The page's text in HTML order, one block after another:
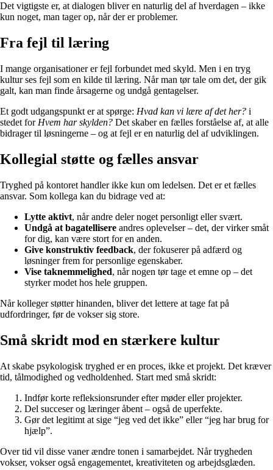
Det vigtigste er, at dialogen bliver en naturlig del af hverdagen – ikke
kun noget, man tager op, når der er problemer.
Fra fejl til læring
I mange organisationer er fejl forbundet med skyld. Men i en tryg
kultur ses fejl som en kilde til læring. Når man tør tale om det, der gik
galt, kan man finde årsagerne og undgå gentagelser.
Et godt udgangspunkt er at spørge: Hvad kan vi lære af det her? i
stedet for Hvem har skylden? Det skaber en fælles forståelse af, at alle
bidrager til løsningerne – og at fejl er en naturlig del af udviklingen.
Kollegial støtte og fælles ansvar
Tryghed på kontoret handler ikke kun om ledelsen. Det er et fælles
ansvar. Som kollega kan du bidrage ved at:
Lytte aktivt, når andre deler noget personligt eller svært.
Undgå at bagatellisere andres oplevelser – det, der virker småt
for dig, kan være stort for en anden.
Give konstruktiv feedback, der fokuserer på adfærd og
løsninger frem for personlige egenskaber.
Vise taknemmelighed, når nogen tør tage et emne op – det
styrker modet hos hele gruppen.
Når kolleger støtter hinanden, bliver det lettere at tage fat på
udfordringer, før de vokser sig store.
Små skridt mod en stærkere kultur
At skabe psykologisk tryghed er en proces, ikke et projekt. Det kræver
tid, tålmodighed og vedholdenhed. Start med små skridt:
Indfør korte refleksionsrunder efter møder eller projekter.
Del succeser og læringer åbent – også de uperfekte.
Gør det legitimt at sige “jeg ved det ikke” eller “jeg har brug for
hjælp”.
Over tid vil disse vaner ændre tonen i samarbejdet. Når trygheden
vokser, vokser også engagementet, kreativiteten og arbejdsglæden.